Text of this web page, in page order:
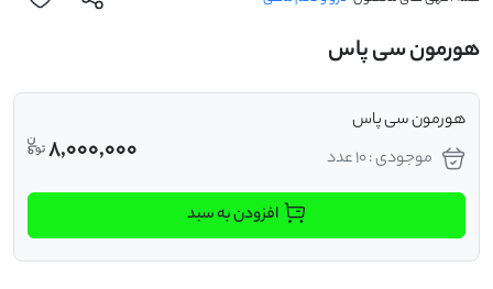
هورمون سی پاس
هورمون سی پاس
موجودی : 10 عدد
8,000,000
افزودن به سبد